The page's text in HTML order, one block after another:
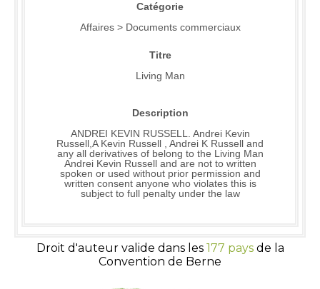
Catégorie
Affaires > Documents commerciaux
Titre
Living Man
Description
ANDREI KEVIN RUSSELL. Andrei Kevin
Russell,A Kevin Russell , Andrei K Russell and
any all derivatives of belong to the Living Man
Andrei Kevin Russell and are not to written
spoken or used without prior permission and
written consent anyone who violates this is
subject to full penalty under the law
Droit d'auteur valide dans les 177 paysde la
Convention de Berne